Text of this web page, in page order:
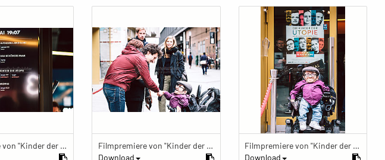
Filmpremiere von "Kinder der Utopie" Kinder der Utopie Premiere
Filmpremiere von "Kinder der Utopie" Kinder der Utopie Premiere
Download
Filmpremiere von "Kinder der Utopie" Kinder der Utopie Premiere
Download